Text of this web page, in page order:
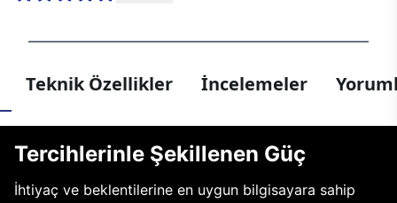
Teknik Özellikler İncelemeler
Tercihlerinle Şekillenen Güç
İhtiyaç ve beklentilerine en uygun bilgisayara sahip